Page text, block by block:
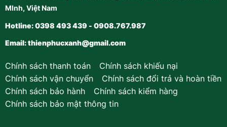
MInh, Việt Nam
Hotline: 0398 493 439 - 0908.767.987
Email:thienphucxanh@gmail.com
Chính sách thanh toán- Chính sách khiếu nại
Chính sách vận chuyển- Chính sách đổi trả và hoàn tiền
Chính sách bảo hành- Chính sách kiểm hàng
Chính sách bảo mật thông tin